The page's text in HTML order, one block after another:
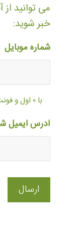
می توانید از
خبر شوید:
شماره موبایل
با ۰ اول و فونت انگلیسی لطفا!
آدرس ایمیل